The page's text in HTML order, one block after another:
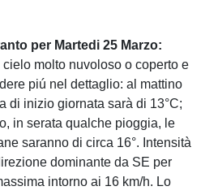
per Martedi 25 Marzo:
molto nuvoloso o coperto e
piú nel dettaglio: al mattino
di inizio giornata sarà di 13°C;
in serata qualche pioggia, le
saranno di circa 16°. Intensità
dominante da SE per
intorno ai 16 km/h. Lo